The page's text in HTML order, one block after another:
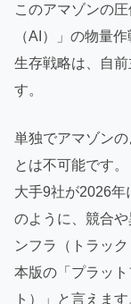
このアマゾンの
（AI）」の物量
生存戦略は、自
す。
単独でアマゾン
とは不可能です
大手9社が2026年
のように、競合
ンフラ（トラッ
本版の「プラッ
ト）」と言えます